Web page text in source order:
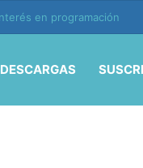
DESCARGAS